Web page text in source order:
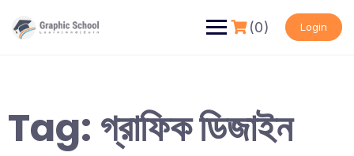
content
(0) Login
Tag: গ্রাফিক ডিজাইন